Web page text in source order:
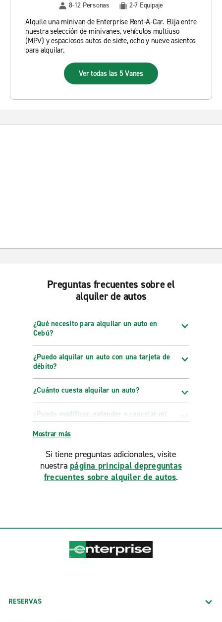
8-12 Personas 2-7 Equipaje
Alquile una minivan de Enterprise Rent-A-Car. Elija entre
nuestra selección de minivanes, vehículos multiuso
(MPV) y espaciosos autos de siete, ocho y nueve asientos
para alquilar.
Ver todas las 5 Vanes
Preguntas frecuentes sobre el
alquiler de autos
¿Qué necesito para alquilar un auto en
Cebú?
¿Puedo alquilar un auto con una tarjeta de
débito?
¿Cuánto cuesta alquilar un auto?
¿Puedo modificar, extender o cancelar mi
reserva?
Mostrar más
Si tiene preguntas adicionales, visite
nuestra página principal depreguntas
frecuentes sobre alquiler de autos.
RESERVAS